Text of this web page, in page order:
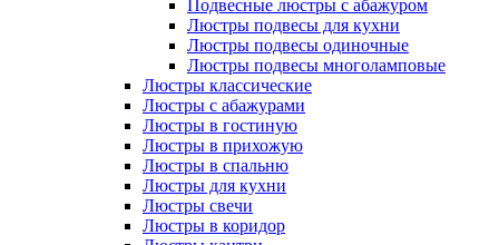
Подвесные люстры с абажуром
Люстры подвесы для кухни
Люстры подвесы одиночные
Люстры подвесы многоламповые
Люстры классические
Люстры с абажурами
Люстры в гостиную
Люстры в прихожую
Люстры в спальню
Люстры для кухни
Люстры свечи
Люстры в коридор